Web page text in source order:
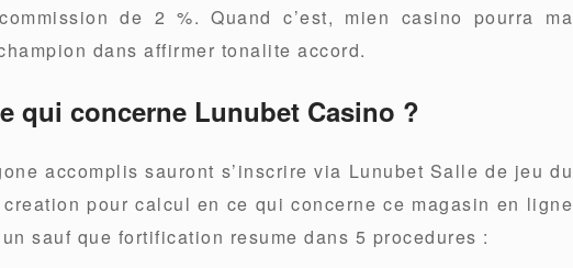
de 2 %. Quand c’est, mien casino pourra ma
dans affirmer tonalite accord.
qui concerne Lunubet Casino ?
accomplis sauront s’inscrire via Lunubet Salle de jeu du
pour calcul en ce qui concerne ce magasin en ligne
sauf que fortification resume dans 5 procedures :